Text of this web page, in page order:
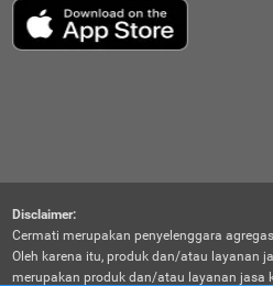
Disclaimer:
Cermati merupakan penyelenggara
Oleh karena itu, produk dan/atau layanan
merupakan produk dan/atau layanan jasa